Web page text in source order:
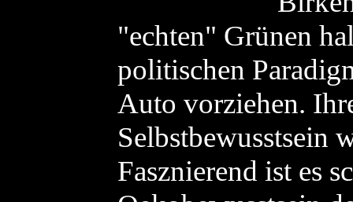
"echten" Grünen
politischen
Auto vorziehen.
Selbstbewusstsein
Fasznierend ist es